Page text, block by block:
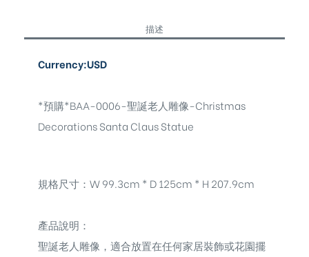
描述
Currency:USD
*預購*BAA-0006-聖誕老人雕像-Christmas
Decorations Santa Claus Statue
規格尺寸：W 99.3cm * D 125cm * H 207.9cm
產品說明：
聖誕老人雕像， 適合放置在任何家居裝飾或花園擺